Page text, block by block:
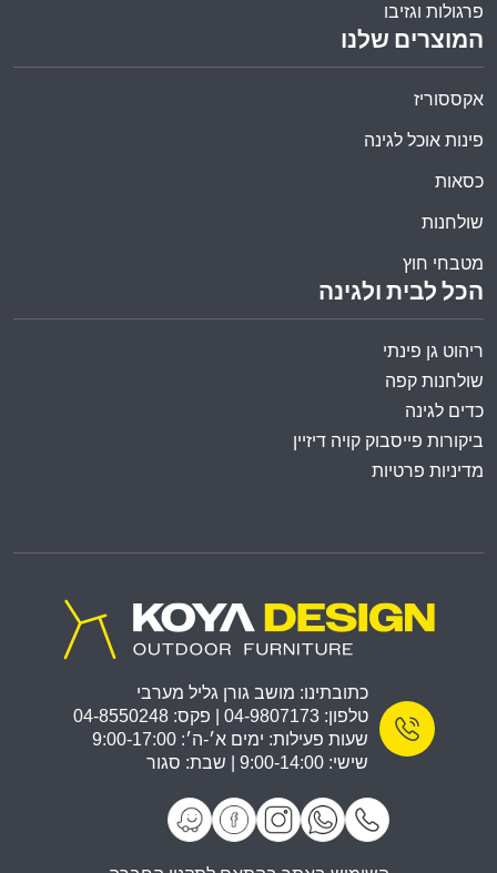
הכל לבית ולגינה
ריהוט גן פינתי
שולחנות קפה
כדים לגינה
ביקורות פייסבוק קויה דיזיין
מדיניות פרטיות
המוצרים שלנו
אקססוריז
פינות אוכל לגינה
כסאות
שולחנות
מטבחי חוץ
פרגולות וגזיבו
כתובתינו: מושב גורן גליל מערבי
טלפון: 04-9807173 | פקס: 04-8550248
שעות פעילות: ימים א׳-ה׳: 9:00-17:00
שישי: 9:00-14:00 | שבת: סגור